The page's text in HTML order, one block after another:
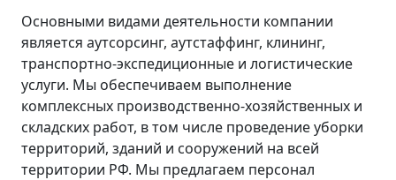
Основными видами деятельности компании
является аутсорсинг, аутстаффинг, клининг,
транспортно-экспедиционные и логистические
услуги. Мы обеспечиваем выполнение
комплексных производственно-хозяйственных и
складских работ, в том числе проведение уборки
территорий, зданий и сооружений на всей
территории РФ. Мы предлагаем персонал